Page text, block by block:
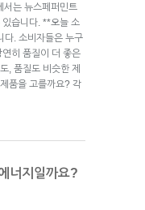
서는 뉴스페퍼민트
습니다. **오늘 소
다. 소비자들은 누구
히 품질이 더 좋은
, 품질도 비슷한 제
품을 고를까요? 각
너지일까요?